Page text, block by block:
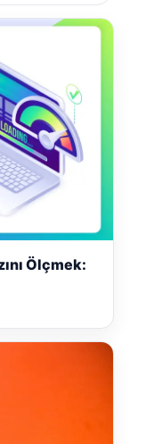
Ölçmek: